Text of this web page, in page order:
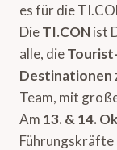
es für die
DieTI.CONist
alle, die
Destinationen
Team, mit
Am 13. & 14.